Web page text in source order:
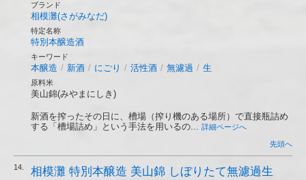
ブランド
相模灘(さがみなだ)
特定名称
特別本醸造酒
キーワード
本醸造 / 新酒 / にごり / 活性酒 / 無濾過 / 生
原料米
美山錦(みやまにしき)
新酒を搾ったその日に、槽場（搾り機のある場所）で直接瓶詰め
する「槽場詰め」という手法を用いるの... 詳細ページへ
先頭へ
14.
相模灘 特別本醸造 美山錦 しぼりたて無濾過生